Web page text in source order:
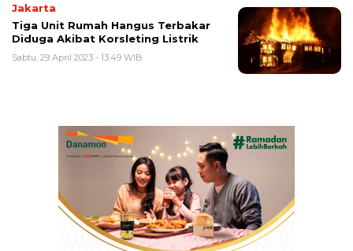
Jakarta
Tiga Unit Rumah Hangus Terbakar
Diduga Akibat Korsleting Listrik
Sabtu, 29 April 2023 - 13:49 WIB